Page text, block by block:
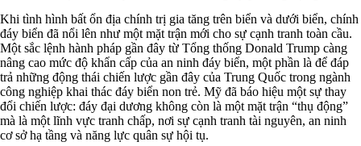
Khi tình hình bất ổn địa chính trị gia tăng trên biển và dưới biển, chính
đáy biển đã nổi lên như một mặt trận mới cho sự cạnh tranh toàn cầu.
Một sắc lệnh hành pháp gần đây từ Tổng thống Donald Trump càng
nâng cao mức độ khẩn cấp của an ninh đáy biển, một phần là để đáp
trả những động thái chiến lược gần đây của Trung Quốc trong ngành
công nghiệp khai thác đáy biển non trẻ. Mỹ đã báo hiệu một sự thay
đổi chiến lược: đáy đại dương không còn là một mặt trận “thụ động”
mà là một lĩnh vực tranh chấp, nơi sự cạnh tranh tài nguyên, an ninh
cơ sở hạ tầng và năng lực quân sự hội tụ.